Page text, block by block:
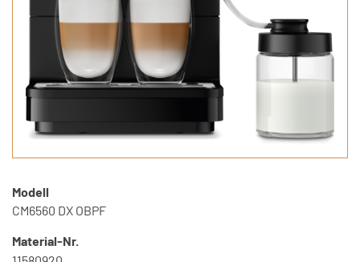
Modell
CM6560 DX OBPF
Material-Nr.